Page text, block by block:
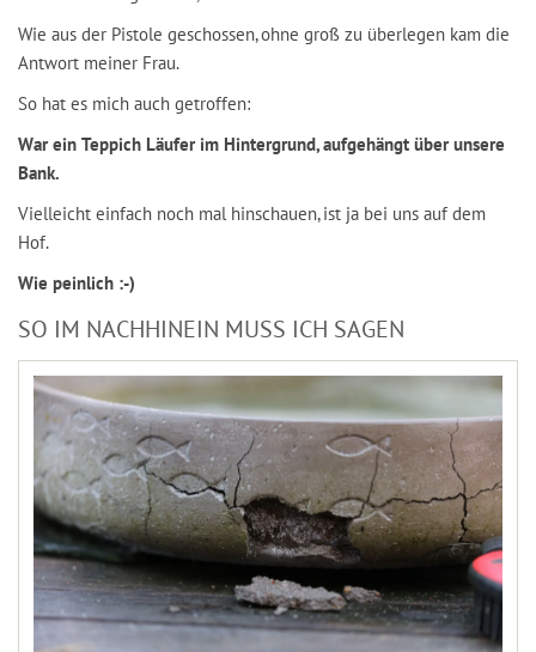
Wie aus der Pistole geschossen, ohne groß zu überlegen kam die
Antwort meiner Frau.
So hat es mich auch getroffen:
War ein Teppich Läufer im Hintergrund, aufgehängt über unsere
Bank.
Vielleicht einfach noch mal hinschauen, ist ja bei uns auf dem
Hof.
Wie peinlich :-)
SO IM NACHHINEIN MUSS ICH SAGEN